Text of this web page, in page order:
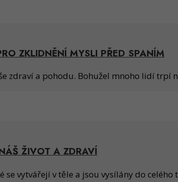
ZKLIDNĚNÍ MYSLI PŘED SPANÍM
zdraví a pohodu. Bohužel mnoho lidí
ŽIVOT A ZDRAVÍ
se vytvářejí v těle a jsou vysílány do